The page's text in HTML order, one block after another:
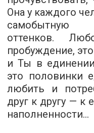
Она у каждого
оттенков.
пробуждение,
и Ты в
это половинки
любить и
друг к другу — к
наполненности…